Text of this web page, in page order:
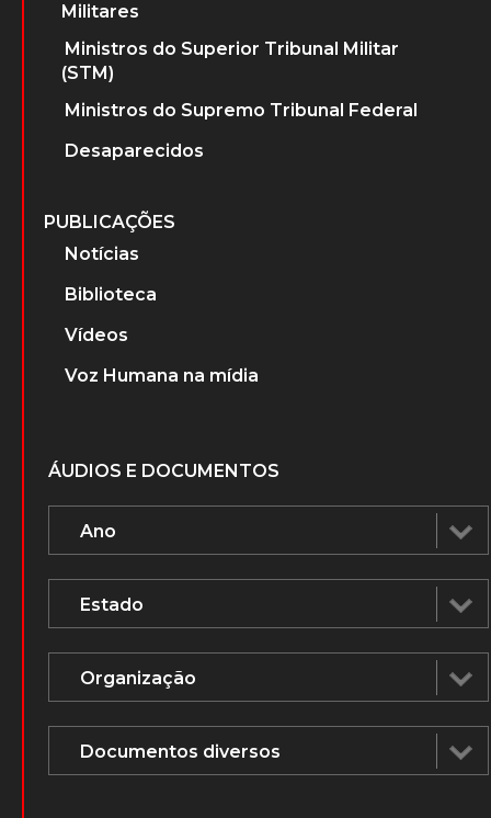
Militares
Ministros do Superior Tribunal Militar
(STM)
Ministros do Supremo Tribunal Federal
Desaparecidos
PUBLICAÇÕES
Notícias
Biblioteca
Vídeos
Voz Humana na mídia
ÁUDIOS E DOCUMENTOS